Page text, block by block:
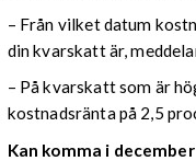
– Från vilket datum
din kvarskatt är,
– På kvarskatt som är
kostnadsränta på 2,5
Kan komma i december